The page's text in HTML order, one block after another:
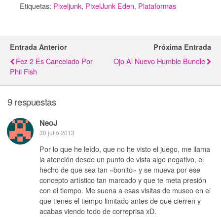
Etiquetas: Pixeljunk, PixelJunk Eden, Plataformas
Entrada Anterior
Fez 2 Es Cancelado Por
Phil Fish
Próxima Entrada
Ojo Al Nuevo Humble Bundle
9 respuestas
NeoJ
30 julio 2013
Por lo que he leído, que no he visto el juego, me llama
la atención desde un punto de vista algo negativo, el
hecho de que sea tan «bonito» y se mueva por ese
concepto artístico tan marcado y que te meta presión
con el tiempo. Me suena a esas visitas de museo en el
que tienes el tiempo limitado antes de que cierren y
acabas viendo todo de correprisa xD.